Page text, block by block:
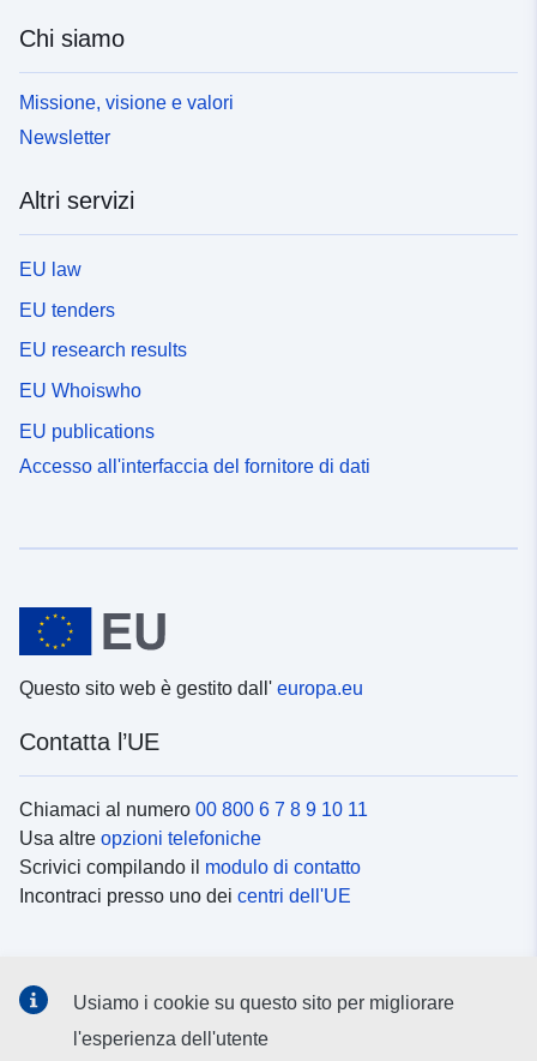
Chi siamo
Missione, visione e valori
Newsletter
Altri servizi
EU law
EU tenders
EU research results
EU Whoiswho
EU publications
Accesso all'interfaccia del fornitore di dati
Questo sito web è gestito dall' europa.eu
Contatta l’UE
Chiamaci al numero 00 800 6 7 8 9 10 11
Usa altre opzioni telefoniche
Scrivici compilando il modulo di contatto
Incontraci presso uno dei centri dell'UE
Cerca icanali social
Usiamo i cookie su questo sito per migliorare
l'esperienza dell'utente